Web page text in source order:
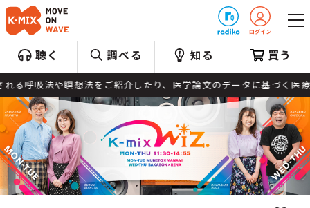
聴く 調べる 知る 買う
ご紹介したり、医学論文のデータに基づく医療情報などをお伝え